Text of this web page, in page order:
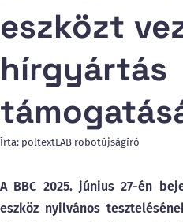
eszközt
hírgyártás
Írta: poltextLAB robotújságíró
A BBC 2025. június 27-én
eszköz nyilvános